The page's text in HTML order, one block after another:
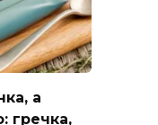
а
гречка,